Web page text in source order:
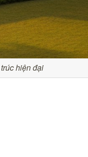
hiện đại